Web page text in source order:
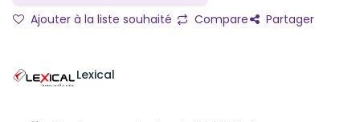
Ajouter à la liste souhaité Compare Partager
Lexical